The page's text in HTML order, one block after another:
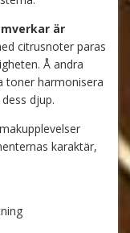
är
citrusnoter paras
Å andra
toner harmonisera
djup.
karaktär,